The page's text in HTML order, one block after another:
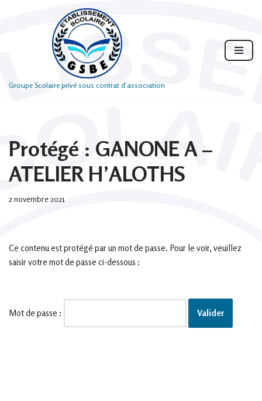
Groupe Scolaire privé sous contrat d'association
Protégé : GANONE A –
ATELIER H’ALOTHS
2 novembre 2021
Ce contenu est protégé par un mot de passe. Pour le voir, veuillez
saisir votre mot de passe ci-dessous :
Mot de passe :